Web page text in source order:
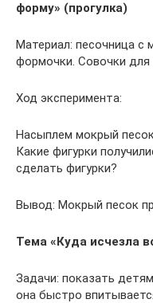
форму» (прогулка)
Материал: песочница с
формочки. Совочки для
Ход эксперимента:
Насыплем мокрый
Какие фигурки
сделать фигурки?
Вывод: Мокрый песок
Тема «Куда исчезла
Задачи: показать
она быстро